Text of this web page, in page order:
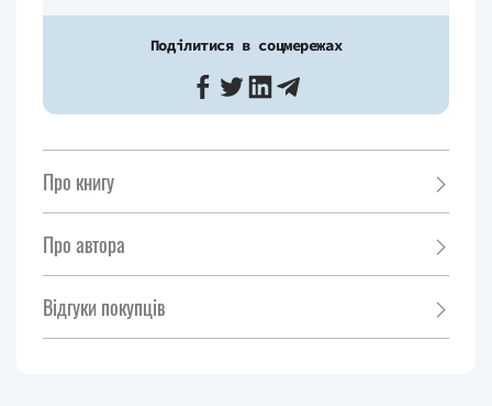
Поділитися в соцмережах
Про книгу
Про автора
Відгуки покупців